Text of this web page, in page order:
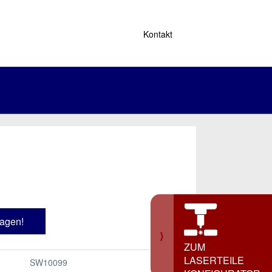
Kontakt
SW10099
⟩
ZUM
LASERTEILE